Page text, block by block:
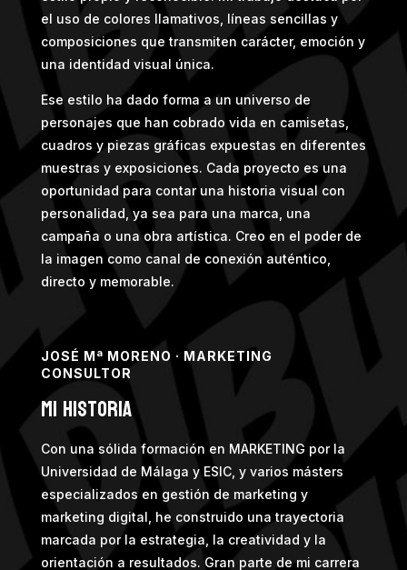
el uso de colores llamativos, líneas sencillas y
composiciones que transmiten carácter, emoción y
una identidad visual única.
Ese estilo ha dado forma a un universo de
personajes que han cobrado vida en camisetas,
cuadros y piezas gráficas expuestas en diferentes
muestras y exposiciones. Cada proyecto es una
oportunidad para contar una historia visual con
personalidad, ya sea para una marca, una
campaña o una obra artística. Creo en el poder de
la imagen como canal de conexión auténtico,
directo y memorable.
JOSÉ Mª MORENO · MARKETING
CONSULTOR
Mi Historia
Con una sólida formación en MARKETING por la
Universidad de Málaga y ESIC, y varios másters
especializados en gestión de marketing y
marketing digital, he construido una trayectoria
marcada por la estrategia, la creatividad y la
orientación a resultados. Gran parte de mi carrera